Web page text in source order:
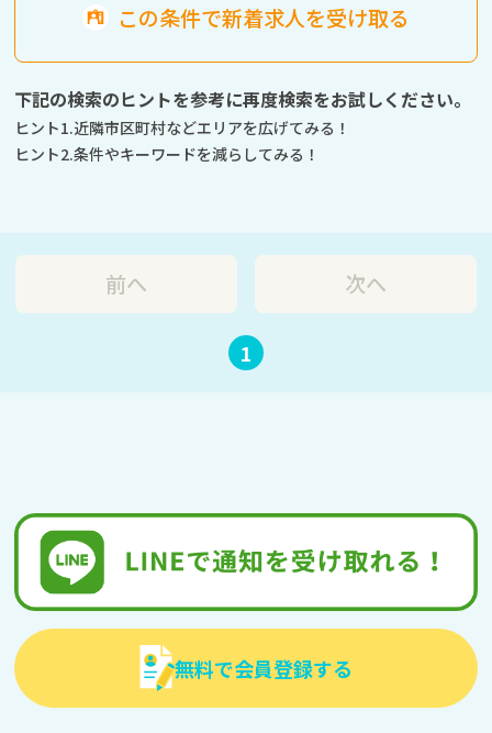
この条件で新着求人を受け取る
下記の検索のヒントを参考に再度検索をお試しください。
ヒント1.近隣市区町村などエリアを広げてみる！
ヒント2.条件やキーワードを減らしてみる！
前へ
1
次へ
無料で会員登録する